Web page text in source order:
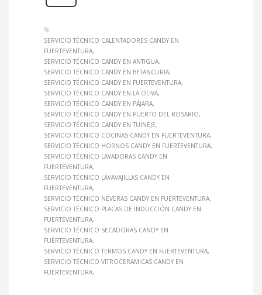
SERVICIO TÉCNICO CALENTADORES CANDY EN
FUERTEVENTURA
SERVICIO TÉCNICO CANDY EN ANTIGUA
SERVICIO TÉCNICO CANDY EN BETANCURIA
SERVICIO TÉCNICO CANDY EN FUERTEVENTURA
SERVICIO TÉCNICO CANDY EN LA OLIVA
SERVICIO TÉCNICO CANDY EN PÁJARA
SERVICIO TÉCNICO CANDY EN PUERTO DEL ROSARIO
SERVICIO TÉCNICO CANDY EN TUINEJE
SERVICIO TÉCNICO COCINAS CANDY EN FUERTEVENTURA
SERVICIO TÉCNICO HORNOS CANDY EN FUERTEVENTURA
SERVICIO TÉCNICO LAVADORAS CANDY EN
FUERTEVENTURA
SERVICIO TÉCNICO LAVAVAJILLAS CANDY EN
FUERTEVENTURA
SERVICIO TÉCNICO NEVERAS CANDY EN FUERTEVENTURA
SERVICIO TÉCNICO PLACAS DE INDUCCIÓN CANDY EN
FUERTEVENTURA
SERVICIO TÉCNICO SECADORAS CANDY EN
FUERTEVENTURA
SERVICIO TÉCNICO TERMOS CANDY EN FUERTEVENTURA
SERVICIO TÉCNICO VITROCERAMICAS CANDY EN
FUERTEVENTURA